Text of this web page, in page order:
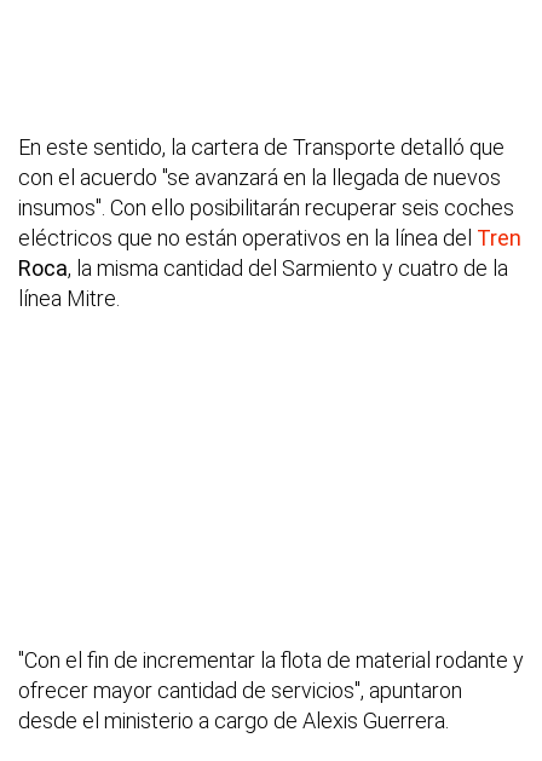
En este sentido, la cartera de Transporte detalló que
con el acuerdo "se avanzará en la llegada de nuevos
insumos". Con ello posibilitarán recuperar seis coches
eléctricos que no están operativos en la línea del Tren
Roca, la misma cantidad del Sarmiento y cuatro de la
línea Mitre.
"Con el fin de incrementar la flota de material rodante y
ofrecer mayor cantidad de servicios", apuntaron
desde el ministerio a cargo de Alexis Guerrera.